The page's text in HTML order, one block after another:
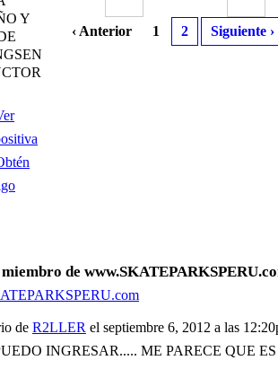
Y
‹ Anterior 1 2 Siguiente ›
miembro de
de R2LLER el septiembre 6, 2012 a las
INGRESAR..... ME PARECE QUE